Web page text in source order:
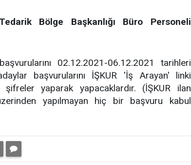
Bölge Başkanlığı Büro Personeli
02.12.2021-06.12.2021 tarihleri
başvurularını İŞKUR 'İş Arayan' linki
yaparak yapacaklardır. (İŞKUR ilan
yapılmayan hiç bir başvuru kabul